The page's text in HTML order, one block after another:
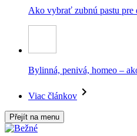
Ako vybrať zubnú pastu pre
Bylinná, penivá, homeo –
Viac článkov
Přejít na menu